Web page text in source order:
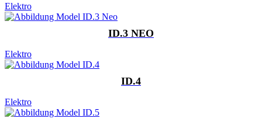
Elektro
ID.3 NEO
Elektro
ID.4
Elektro